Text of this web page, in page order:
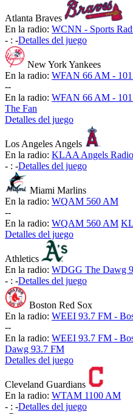
Atlanta Braves
En la radio: WCNN - Sports
- : -Detalles del juego
New York Yankees
En la radio: WFAN 66 AM -
--
En la radio: WFAN 66 AM -
The Fan
Detalles del juego
Los Angeles Angels
En la radio: KLAA Angels
- : -Detalles del juego
Miami Marlins
En la radio: WQAM 560 AM
--
En la radio: WQAM 560 AM
Detalles del juego
Athletics
En la radio: WDGG The Dawg
- : -Detalles del juego
Boston Red Sox
En la radio: WEEI 93.7 FM -
--
En la radio: WEEI 93.7 FM -
Dawg 93.7 FM
Detalles del juego
Cleveland Guardians
En la radio: WTAM 1100 AM
- : -Detalles del juego